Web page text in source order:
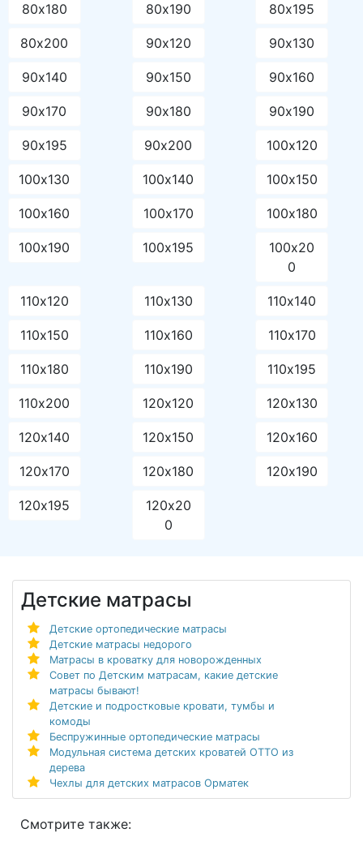
80х180 80х190 80х195
80х200 90х120 90х130
90х140 90х150 90х160
90х170 90х180 90х190
90х195 90х200 100х120
100х130 100х140 100х150
100х160 100х170 100х180
100х190 100х195
100х20
0
110х120 110х130 110х140
110х150 110х160 110х170
110х180 110х190 110х195
110х200 120х120 120х130
120х140 120х150 120х160
120х170 120х180 120х190
120х195
120х20
0
Детские матрасы
Детские ортопедические матрасы
Детские матрасы недорого
Матрасы в кроватку для новорожденных
Совет по Детским матрасам, какие детские
матрасы бывают!
Детские и подростковые кровати, тумбы и
комоды
Беспружинные ортопедические матрасы
Модульная система детских кроватей ОТТО из
дерева
Чехлы для детских матрасов Орматек
Смотрите также: